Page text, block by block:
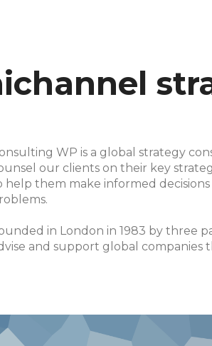
WP is a global strategy
our clients on their key
help them make informed
in London in 1983 by three
and support global companies